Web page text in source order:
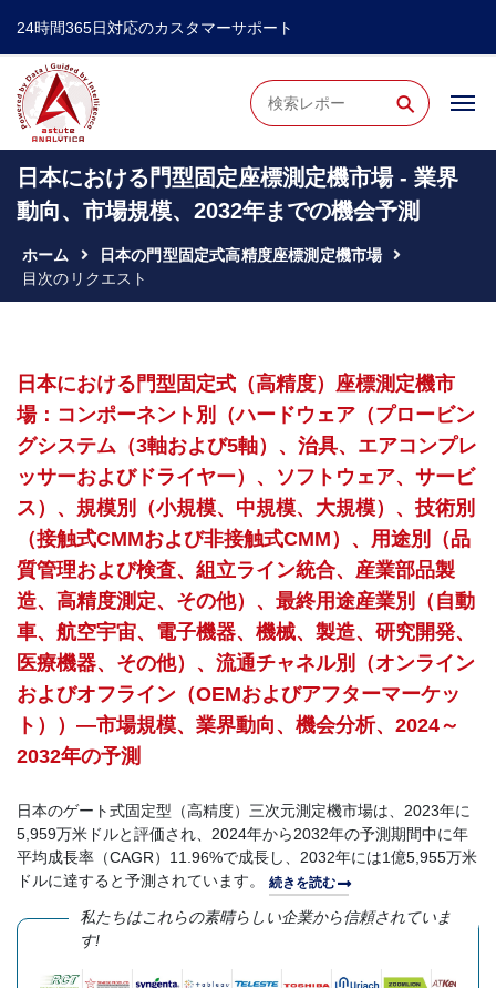
24時間365日対応のカスタマーサポート
⚲
日本における門型固定座標測定機市場 - 業界
動向、市場規模、2032年までの機会予測
ホーム
日本の門型固定式高精度座標測定機市場
目次のリクエスト
日本における門型固定式（高精度）座標測定機市
場：コンポーネント別（ハードウェア（プロービン
グシステム（3軸および5軸）、治具、エアコンプレ
ッサーおよびドライヤー）、ソフトウェア、サービ
ス）、規模別（小規模、中規模、大規模）、技術別
（接触式CMMおよび非接触式CMM）、用途別（品
質管理および検査、組立ライン統合、産業部品製
造、高精度測定、その他）、最終用途産業別（自動
車、航空宇宙、電子機器、機械、製造、研究開発、
医療機器、その他）、流通チャネル別（オンライン
およびオフライン（OEMおよびアフターマーケッ
ト））—市場規模、業界動向、機会分析、2024～
2032年の予測
日本のゲート式固定型（高精度）三次元測定機市場は、2023年に
5,959万米ドルと評価され、2024年から2032年の予測期間中に年
平均成長率（CAGR）11.96%で成長し、2032年には1億5,955万米
ドルに達すると予測されています。 続きを読む
私たちはこれらの素晴らしい企業から信頼されていま
す!